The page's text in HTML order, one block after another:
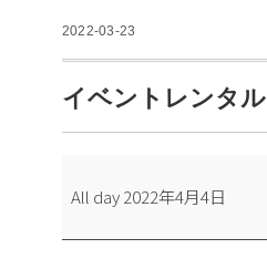
2022-03-23
イベントレンタル
ベ
ン
All day2022年4月4日